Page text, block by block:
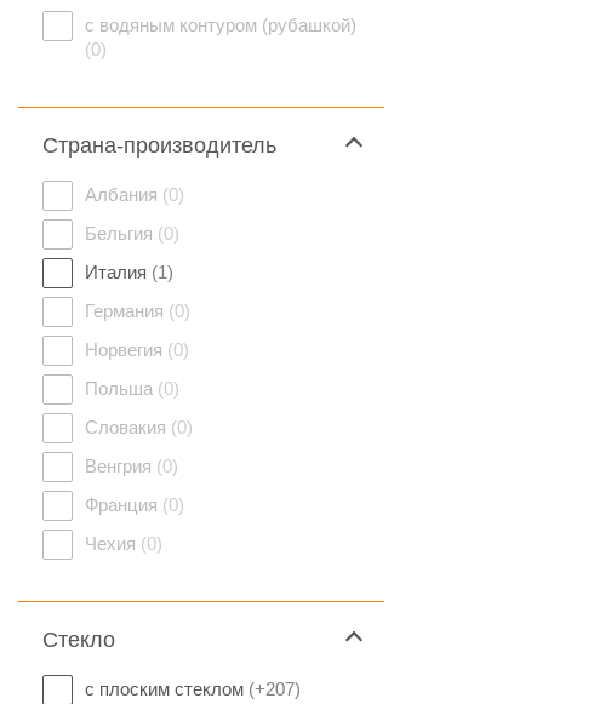
с водяным контуром (рубашкой)
(0)
Страна-производитель
Албания (0)
Бельгия (0)
Италия (1)
Германия (0)
Норвегия (0)
Польша (0)
Словакия (0)
Венгрия (0)
Франция (0)
Чехия (0)
Стекло
с плоским стеклом (+207)